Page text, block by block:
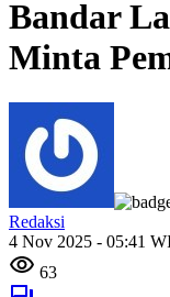
Bandar
Minta
Redaksi
4 Nov 2025 - 05:41
63